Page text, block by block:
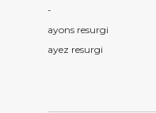
-
ayons resurgi
ayez resurgi